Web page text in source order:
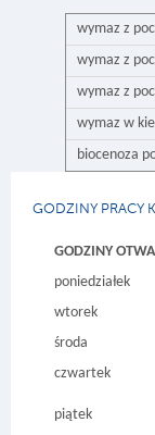
wymaz z
wymaz z
wymaz z
wymaz w
biocenoza
GODZINY PRACY
GODZINY
poniedziałek
wtorek
środa
czwartek
piątek